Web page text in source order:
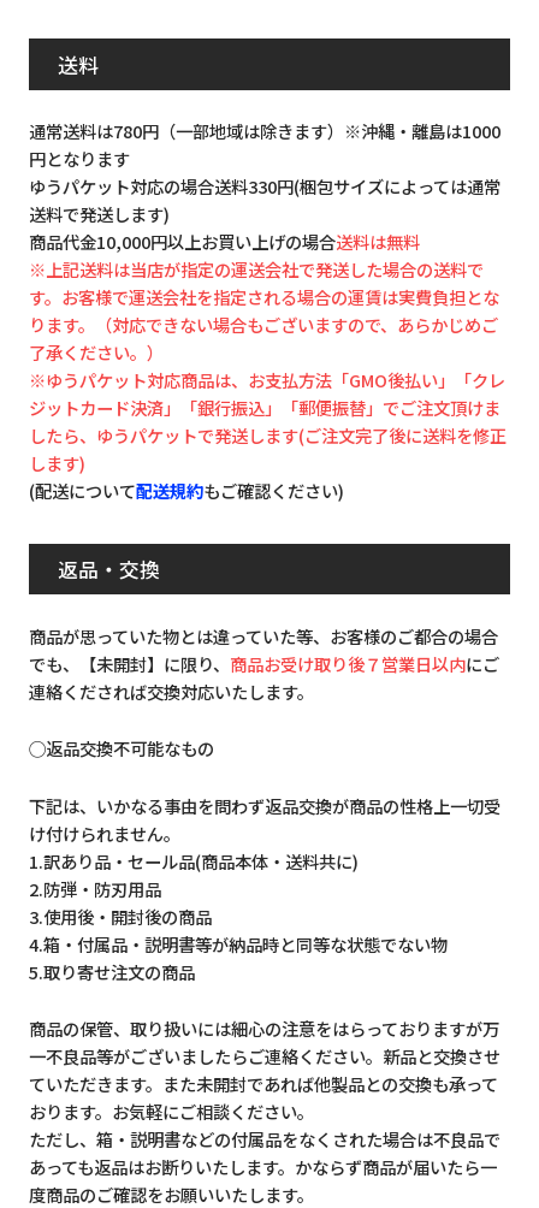
送料
通常送料は780円（一部地域は除きます）※沖縄・離島は1000
円となります
ゆうパケット対応の場合送料330円(梱包サイズによっては通常
送料で発送します)
商品代金10,000円以上お買い上げの場合送料は無料
※上記送料は当店が指定の運送会社で発送した場合の送料で
す。お客様で運送会社を指定される場合の運賃は実費負担とな
ります。（対応できない場合もございますので、あらかじめご
了承ください。）
※ゆうパケット対応商品は、お支払方法「GMO後払い」「クレ
ジットカード決済」「銀行振込」「郵便振替」でご注文頂けま
したら、ゆうパケットで発送します(ご注文完了後に送料を修正
します)
(配送について配送規約もご確認ください)
返品・交換
商品が思っていた物とは違っていた等、お客様のご都合の場合
でも、【未開封】に限り、 商品お受け取り後７営業日以内にご
連絡くだされば交換対応いたします。
◯返品交換不可能なもの
下記は、いかなる事由を問わず返品交換が商品の性格上一切受
け付けられません。
1.訳あり品・セール品(商品本体・送料共に)
2.防弾・防刃用品
3.使用後・開封後の商品
4.箱・付属品・説明書等が納品時と同等な状態でない物
5.取り寄せ注文の商品
商品の保管、取り扱いには細心の注意をはらっておりますが万
一不良品等がございましたらご連絡ください。新品と交換させ
ていただきます。また未開封であれば他製品との交換も承って
おります。お気軽にご相談ください。
ただし、箱・説明書などの付属品をなくされた場合は不良品で
あっても返品はお断りいたします。かならず商品が届いたら一
度商品のご確認をお願いいたします。